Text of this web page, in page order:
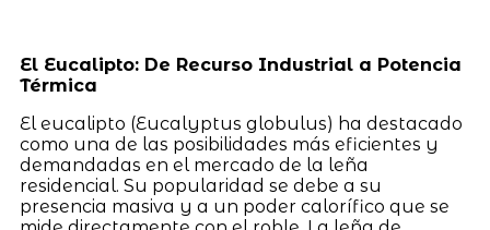
El Eucalipto: De Recurso Industrial a Potencia
Térmica
El eucalipto (Eucalyptus globulus) ha destacado
como una de las posibilidades más eficientes y
demandadas en el mercado de la leña
residencial. Su popularidad se debe a su
presencia masiva y a un poder calorífico que se